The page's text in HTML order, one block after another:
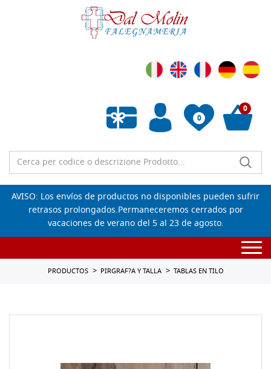
0
Lista de deseos vacía
0
AVISO: Los envíos de productos no disponibles pueden sufrir
retrasos prolongados.Permaneceremos cerrados por
vacaciones de verano del 5 al 23 de agosto.
PRODUCTOS PIRGRAF?A Y TALLA TABLAS EN TILO